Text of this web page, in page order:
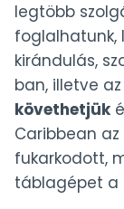
legtöbb
foglalhatunk,
kirándulás,
ban, illetve az
követhetjük
Caribbean
fukarkodott,
táblagépet a